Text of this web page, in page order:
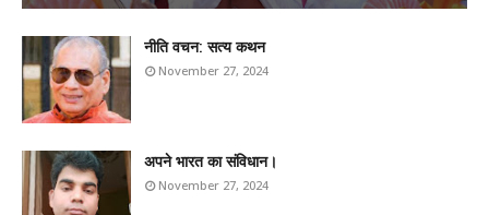
​नीति वचन: सत्य कथन
November 27, 2024
अपने भारत का संविधान।
November 27, 2024